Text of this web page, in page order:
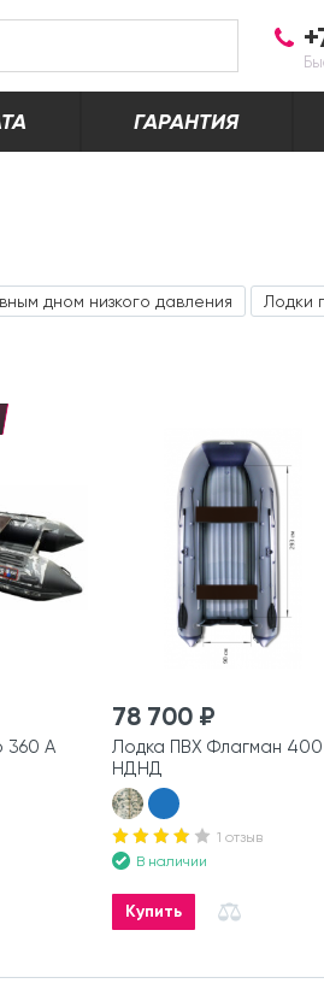
ГАРАНТИЯ
дном низкого давления Лодки
360 А
78 700 ₽
Лодка ПВХ Флагман 400
НДНД
1 отзыв
В наличии
Купить